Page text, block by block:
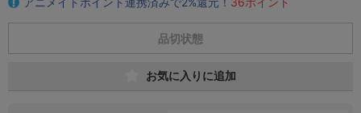
品切状態
お気に入りに追加